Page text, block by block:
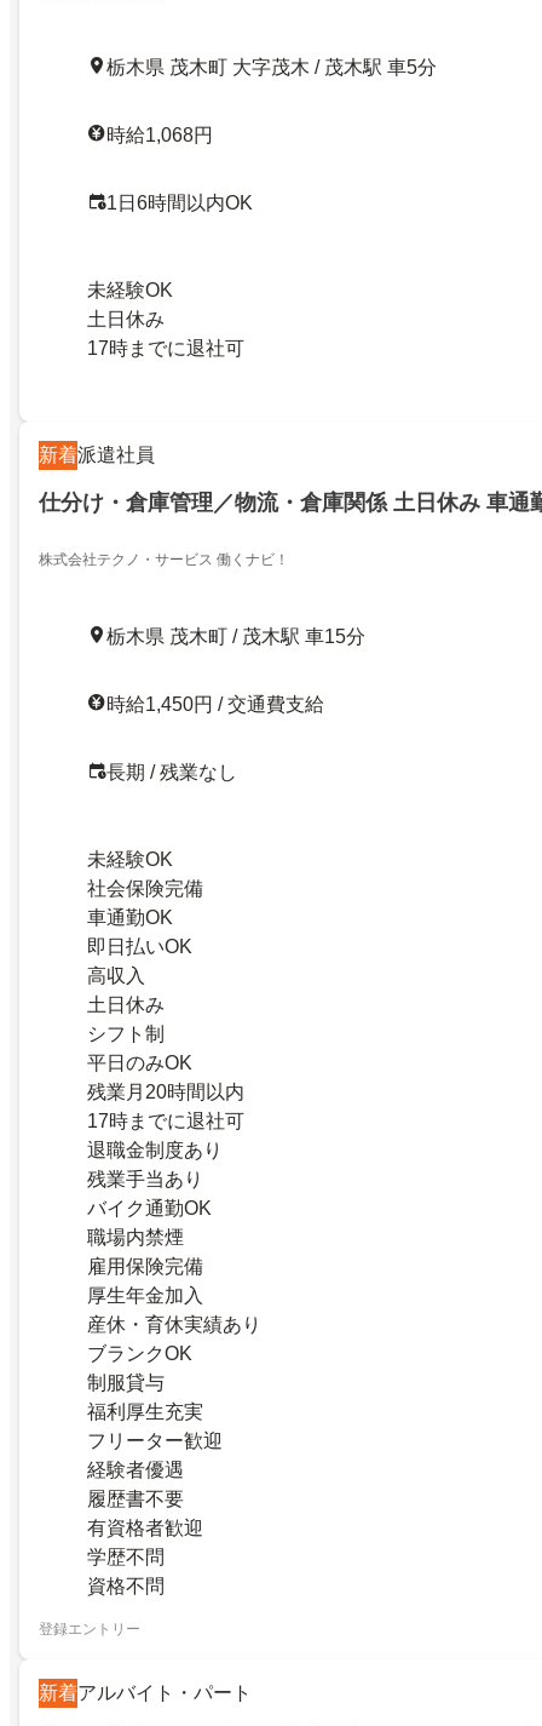
栃木県 茂木町 大字茂木 / 茂木駅 車5分
時給1,068円
1日6時間以内OK
未経験OK
土日休み
17時までに退社可
新着派遣社員
仕分け・倉庫管理／物流・倉庫関係 土日休み 車通
株式会社テクノ・サービス 働くナビ！
栃木県 茂木町 / 茂木駅 車15分
時給1,450円 / 交通費支給
長期 / 残業なし
未経験OK
社会保険完備
車通勤OK
即日払いOK
高収入
土日休み
シフト制
平日のみOK
残業月20時間以内
17時までに退社可
退職金制度あり
残業手当あり
バイク通勤OK
職場内禁煙
雇用保険完備
厚生年金加入
産休・育休実績あり
ブランクOK
制服貸与
福利厚生充実
フリーター歓迎
経験者優遇
履歴書不要
有資格者歓迎
学歴不問
資格不問
登録エントリー
新着アルバイト・パート